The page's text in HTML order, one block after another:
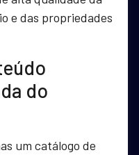
e das propriedades
do
um catálogo de